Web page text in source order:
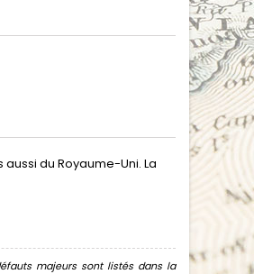
du Royaume-Uni. La
majeurs sont listés dans la